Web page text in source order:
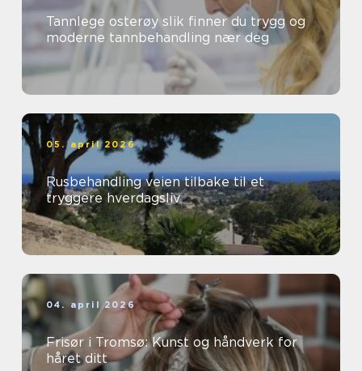
Tannlege osterøy slik finner du trygg og
moderne tannbehandling nær deg
05. april 2026
Rusbehandling veien tilbake til et
tryggere hverdagsliv
04. april 2026
Frisør i Tromsø: Kunst og håndverk for
håret ditt